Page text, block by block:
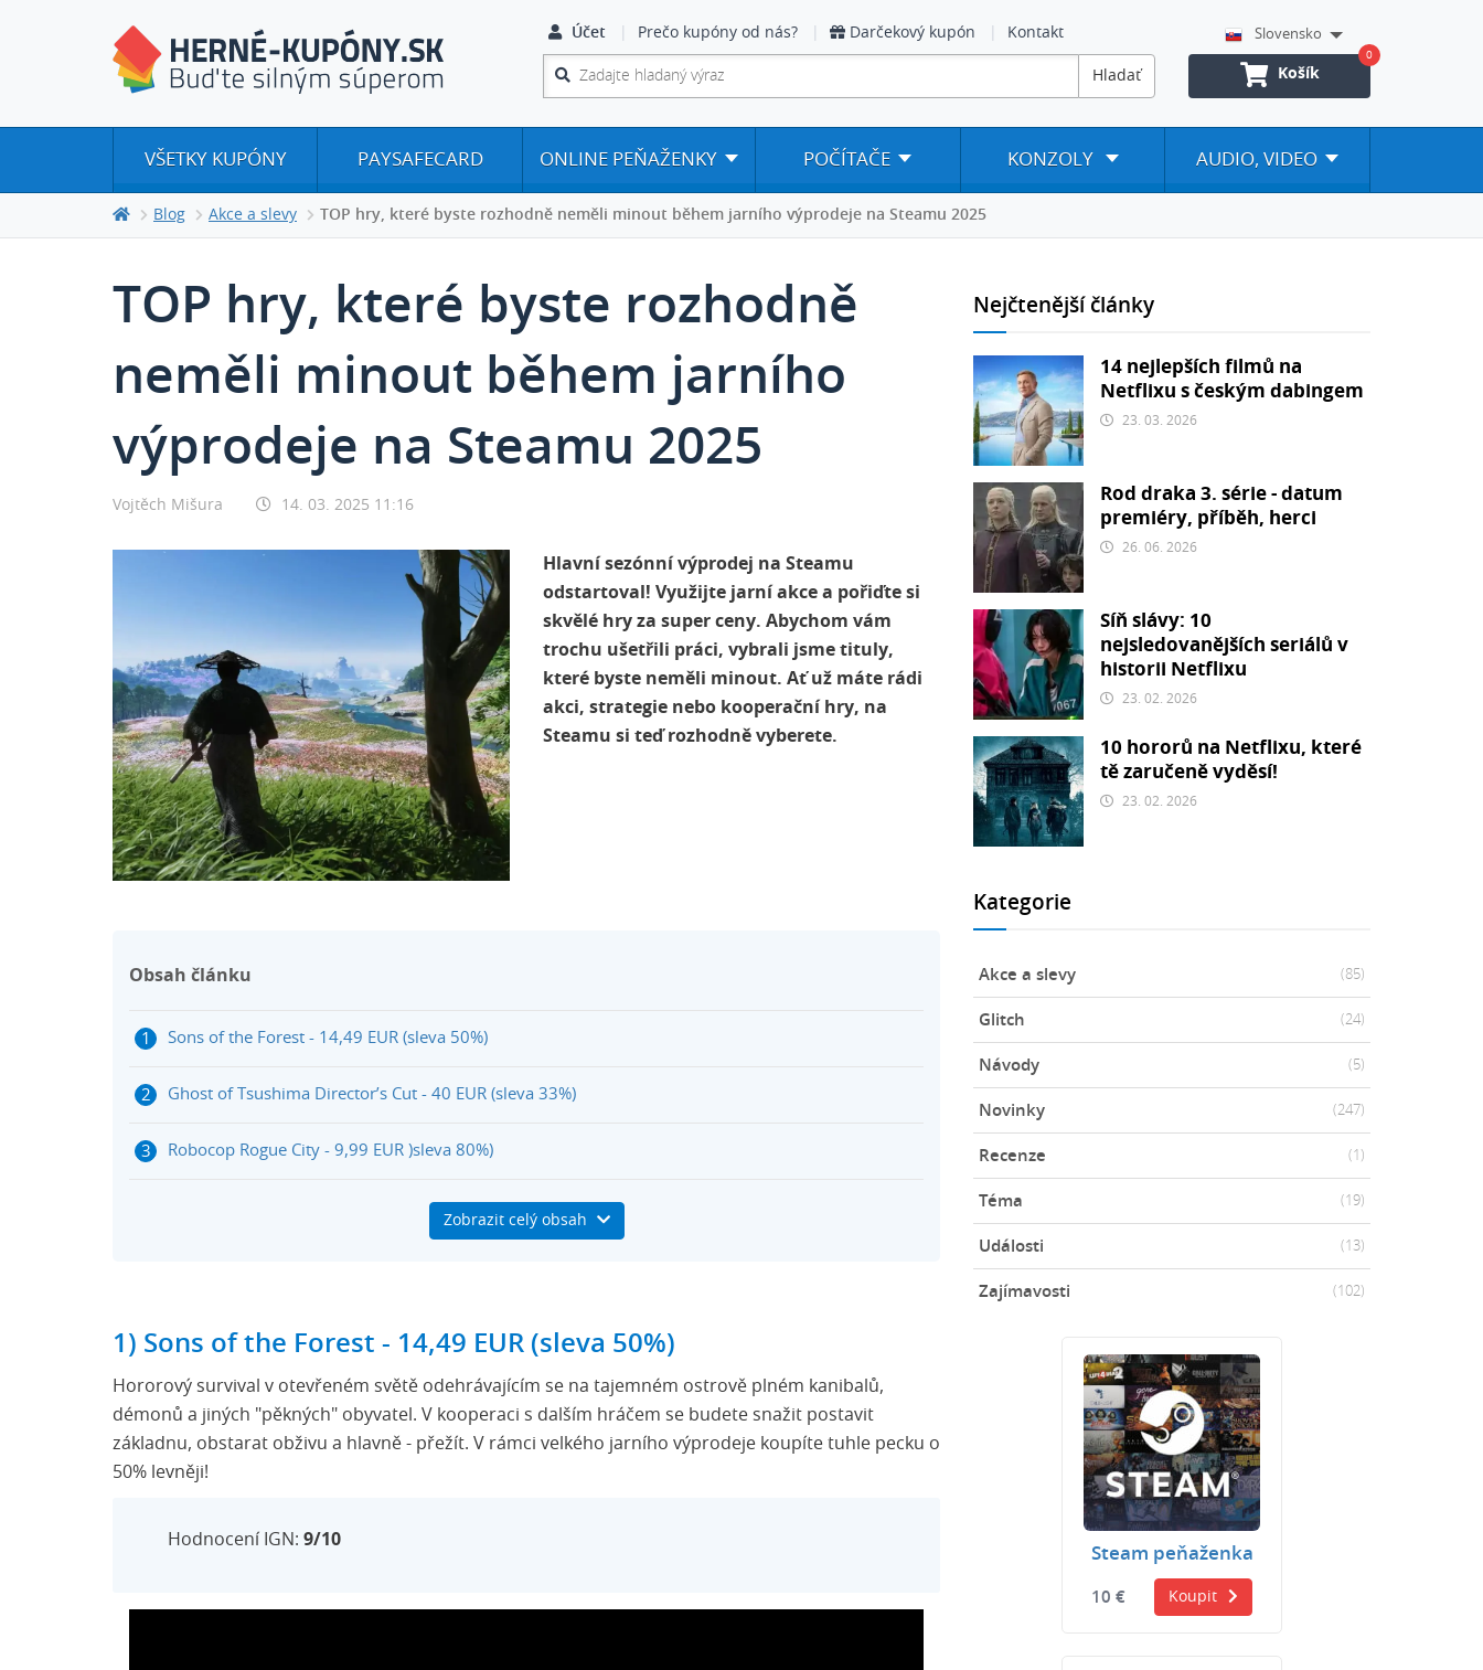
Účet Prečo kupóny od nás? Darčekový kupón Kontakt Slovensko
Hladať Košík
0
VŠETKY KUPÓNY PAYSAFECARD ONLINE PEŇAŽENKY POČÍTAČE KONZOLY AUDIO, VIDEO
Blog Akce a slevy TOP hry, které byste rozhodně neměli minout během jarního výprodeje na Steamu 2025
TOP hry, které byste rozhodně
neměli minout během jarního
výprodeje na Steamu 2025
Vojtěch Mišura 14. 03. 2025 11:16
Hlavní sezónní výprodej na Steamu
odstartoval! Využijte jarní akce a pořiďte si
skvělé hry za super ceny. Abychom vám
trochu ušetřili práci, vybrali jsme tituly,
které byste neměli minout. Ať už máte rádi
akci, strategie nebo kooperační hry, na
Steamu si teď rozhodně vyberete.
Obsah článku
Sons of the Forest - 14,49 EUR (sleva 50%)
Ghost of Tsushima Director’s Cut - 40 EUR (sleva 33%)
Robocop Rogue City - 9,99 EUR )sleva 80%)
Steam Jarní Výprodej 2025: Trailer na zlevněné hry
Zobrazit celý obsah
1) Sons of the Forest - 14,49 EUR (sleva 50%)
Hororový survival v otevřeném světě odehrávajícím se na tajemném ostrově plném kanibalů,
démonů a jiných "pěkných" obyvatel. V kooperaci s dalším hráčem se budete snažit postavit
základnu, obstarat obživu a hlavně - přežít. V rámci velkého jarního výprodeje koupíte tuhle pecku o
50% levněji!
Hodnocení IGN: 9/10
Nejčtenější články
14 nejlepších filmů na
Netflixu s českým dabingem
23. 03. 2026
Rod draka 3. série - datum
premiéry, příběh, herci
26. 06. 2026
Síň slávy: 10
nejsledovanějších seriálů v
historii Netflixu
23. 02. 2026
10 hororů na Netflixu, které
tě zaručeně vyděsí!
23. 02. 2026
Kategorie
Akce a slevy (85)
Glitch (24)
Návody (5)
Novinky (247)
Recenze (1)
Téma (19)
Události (13)
Zajímavosti (102)
Steam peňaženka
10 € Koupit